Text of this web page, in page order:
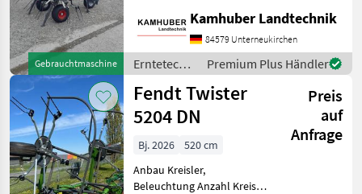
Gebrauchtmaschine
Grenzstreueinrichtung
hydraulisch,
Vorgewendesteuerung,
Beleuchtung Erntetechnik
Grünland Kreiselheue
Kamhuber Landtechnik
84579 Unterneukirchen
Erntetechnik
Grünland /
Fendt
Premium Plus Händler
Fendt Twister
5204 DN
Preis
auf
Anfrage
Bj. 2026
520 cm
Anbau Kreisler,
Beleuchtung Anzahl Kreisel: